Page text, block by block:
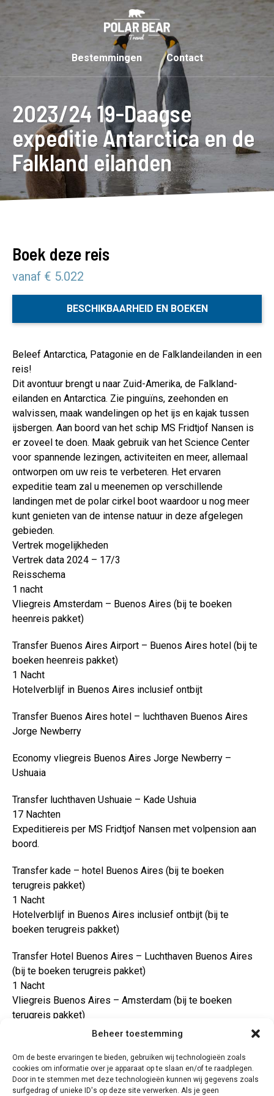
Beheer toestemming
Om de beste ervaringen te bieden, gebruiken wij technologieën zoals
cookies om informatie over je apparaat op te slaan en/of te raadplegen.
Door in te stemmen met deze technologieën kunnen wij gegevens zoals
surfgedrag of unieke ID's op deze site verwerken. Als je geen
Bestemmingen Contact
2023/24 19-Daagse
expeditie Antarctica en de
Falkland eilanden
Boek deze reis
vanaf € 5.022
BESCHIKBAARHEID EN BOEKEN
Beleef Antarctica, Patagonie en de Falklandeilanden in een
reis!
Dit avontuur brengt u naar Zuid-Amerika, de Falkland-
eilanden en Antarctica. Zie pinguïns, zeehonden en
walvissen, maak wandelingen op het ijs en kajak tussen
ijsbergen. Aan boord van het schip MS Fridtjof Nansen is
er zoveel te doen. Maak gebruik van het Science Center
voor spannende lezingen, activiteiten en meer, allemaal
ontworpen om uw reis te verbeteren. Het ervaren
expeditie team zal u meenemen op verschillende
landingen met de polar cirkel boot waardoor u nog meer
kunt genieten van de intense natuur in deze afgelegen
gebieden.
Vertrek mogelijkheden
Vertrek data 2024 – 17/3
Reisschema
1 nacht
Vliegreis Amsterdam – Buenos Aires (bij te boeken
heenreis pakket)
Transfer Buenos Aires Airport – Buenos Aires hotel (bij te
boeken heenreis pakket)
1 Nacht
Hotelverblijf in Buenos Aires inclusief ontbijt
Transfer Buenos Aires hotel – luchthaven Buenos Aires
Jorge Newberry
Economy vliegreis Buenos Aires Jorge Newberry –
Ushuaia
Transfer luchthaven Ushuaie – Kade Ushuia
17 Nachten
Expeditiereis per MS Fridtjof Nansen met volpension aan
boord.
Transfer kade – hotel Buenos Aires (bij te boeken
terugreis pakket)
1 Nacht
Hotelverblijf in Buenos Aires inclusief ontbijt (bij te
boeken terugreis pakket)
Transfer Hotel Buenos Aires – Luchthaven Buenos Aires
(bij te boeken terugreis pakket)
1 Nacht
Vliegreis Buenos Aires – Amsterdam (bij te boeken
terugreis pakket)
Wij kunnen uw vluchten en aansluitende transfers ook
verzorgen voor Buenos Aires. In de online prijsopgave
kunt u een heenreis pakket en terugreis pakket optioneel